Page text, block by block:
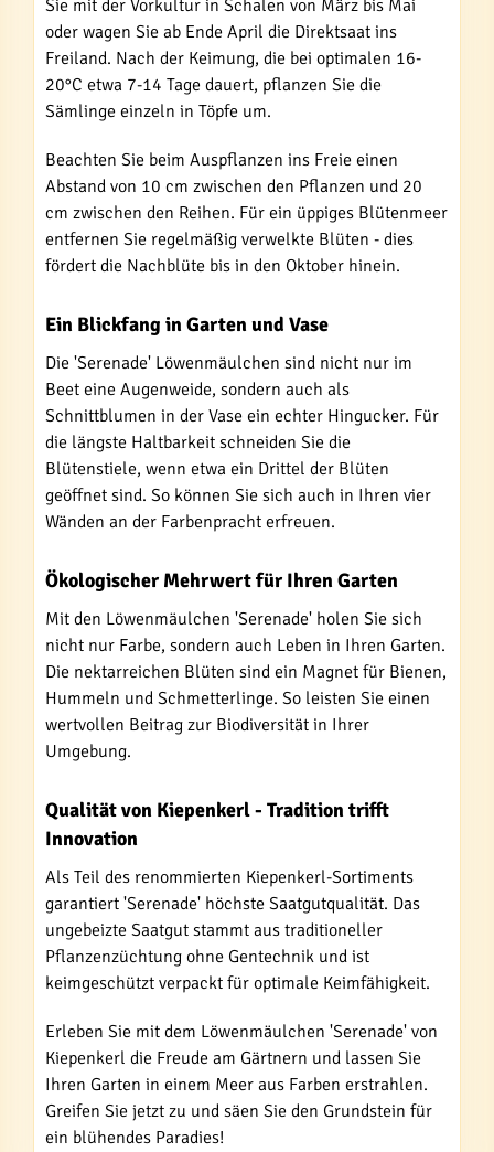
Sie mit der Vorkultur in Schalen von März bis Mai
oder wagen Sie ab Ende April die Direktsaat ins
Freiland. Nach der Keimung, die bei optimalen 16-
20°C etwa 7-14 Tage dauert, pflanzen Sie die
Sämlinge einzeln in Töpfe um.
Beachten Sie beim Auspflanzen ins Freie einen
Abstand von 10 cm zwischen den Pflanzen und 20
cm zwischen den Reihen. Für ein üppiges Blütenmeer
entfernen Sie regelmäßig verwelkte Blüten - dies
fördert die Nachblüte bis in den Oktober hinein.
Ein Blickfang in Garten und Vase
Die 'Serenade' Löwenmäulchen sind nicht nur im
Beet eine Augenweide, sondern auch als
Schnittblumen in der Vase ein echter Hingucker. Für
die längste Haltbarkeit schneiden Sie die
Blütenstiele, wenn etwa ein Drittel der Blüten
geöffnet sind. So können Sie sich auch in Ihren vier
Wänden an der Farbenpracht erfreuen.
Ökologischer Mehrwert für Ihren Garten
Mit den Löwenmäulchen 'Serenade' holen Sie sich
nicht nur Farbe, sondern auch Leben in Ihren Garten.
Die nektarreichen Blüten sind ein Magnet für Bienen,
Hummeln und Schmetterlinge. So leisten Sie einen
wertvollen Beitrag zur Biodiversität in Ihrer
Umgebung.
Qualität von Kiepenkerl - Tradition trifft
Innovation
Als Teil des renommierten Kiepenkerl-Sortiments
garantiert 'Serenade' höchste Saatgutqualität. Das
ungebeizte Saatgut stammt aus traditioneller
Pflanzenzüchtung ohne Gentechnik und ist
keimgeschützt verpackt für optimale Keimfähigkeit.
Erleben Sie mit dem Löwenmäulchen 'Serenade' von
Kiepenkerl die Freude am Gärtnern und lassen Sie
Ihren Garten in einem Meer aus Farben erstrahlen.
Greifen Sie jetzt zu und säen Sie den Grundstein für
ein blühendes Paradies!